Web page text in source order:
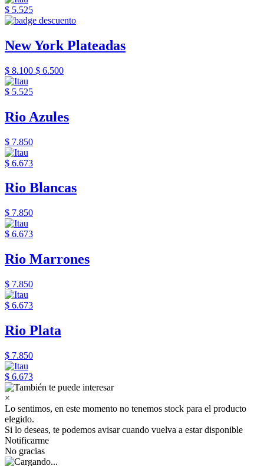
$ 5.525
New York Plateadas
$ 8.100 $ 6.500
$ 5.525
Rio Azules
$ 7.850
$ 6.673
Rio Blancas
$ 7.850
$ 6.673
Rio Marrones
$ 7.850
$ 6.673
Rio Plata
$ 7.850
$ 6.673
×
Lo sentimos, en este momento no tenemos stock para el producto
elegido.
Si lo deseas, te podemos avisar cuando vuelva a estar disponible
Notificarme
No gracias